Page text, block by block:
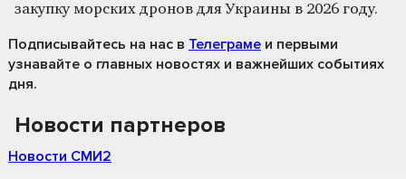
закупку морских дронов для Украины в 2026 году.
Подписывайтесь на нас в Телеграме и первыми
узнавайте о главных новостях и важнейших событиях
дня.
Новости партнеров
Новости СМИ2